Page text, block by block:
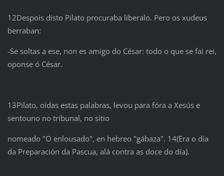
12Despois disto Pilato procuraba liberalo. Pero os xudeus
berraban:
-Se soltas a ese, non es amigo do César: todo o que se fai rei,
oponse ó César.
13Pilato, oídas estas palabras, levou para fóra a Xesús e
sentouno no tribunal, no sitio
nomeado "O enlousado", en hebreo "gábaza". 14(Era o día
da Preparación da Pascua, alá contra as doce do día).